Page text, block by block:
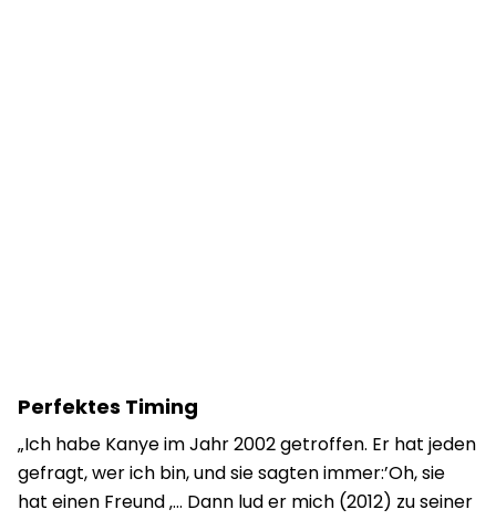
Perfektes Timing
„Ich habe Kanye im Jahr 2002 getroffen. Er hat jeden
gefragt, wer ich bin, und sie sagten immer:’Oh, sie
hat einen Freund ‚… Dann lud er mich (2012) zu seiner